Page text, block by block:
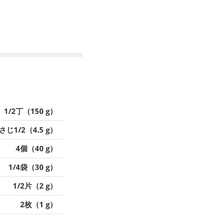
1/2丁（150 g）
じ1/2（4.5 g）
4個（40 g）
1/4袋（30 g）
1/2片（2 g）
2枚（1 g）